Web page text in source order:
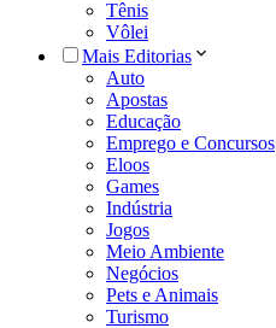
Tênis
Vôlei
Mais Editorias
Auto
Apostas
Educação
Emprego e Concursos
Eloos
Games
Indústria
Jogos
Meio Ambiente
Negócios
Pets e Animais
Turismo